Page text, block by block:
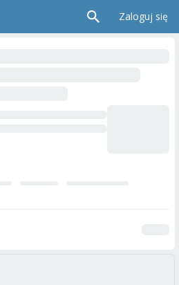
Zaloguj się